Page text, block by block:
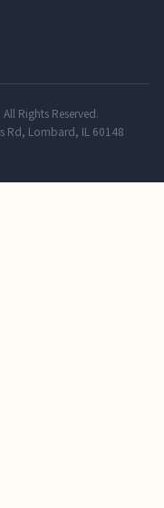
Rights Reserved.
Rd, Lombard, IL 60148